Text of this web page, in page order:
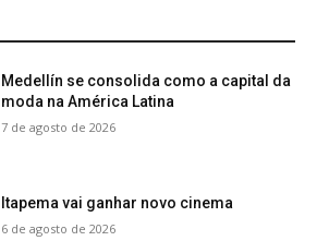
Medellín se consolida como a capital da
moda na América Latina
7 de agosto de 2026
Itapema vai ganhar novo cinema
6 de agosto de 2026